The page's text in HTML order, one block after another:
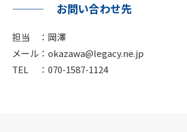
お問い合わせ先
担当 ：岡澤
メール：okazawa@legacy.ne.jp
TEL ：070-1587-1124